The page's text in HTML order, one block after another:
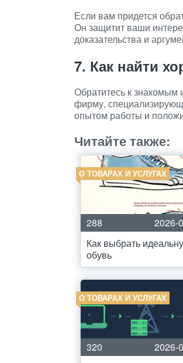
Если вам придется
Он защитит ваши
доказательства и
7. Как найти
Обратитесь к знакомым
фирму,
опытом работы и
Читайте также:
О ТОВАРАХ И УСЛУГАХ
288
2026-
Как выбрать
обувь
О ТОВАРАХ И УСЛУГАХ
320
2026-